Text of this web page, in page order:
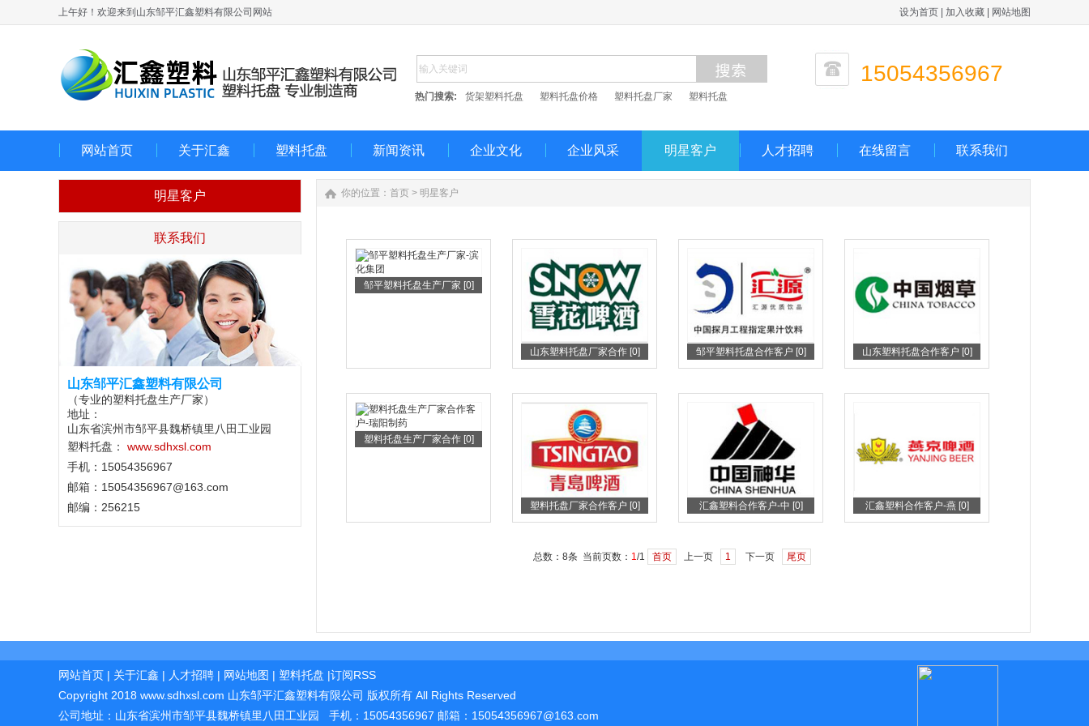
上午好！欢迎来到山东邹平汇鑫塑料有限公司网站 设为首页 加入收藏 网站地图
热门搜索: 货架塑料托盘 塑料托盘价格 塑料托盘厂家 塑料托盘
15054356967
网站首页 关于汇鑫 塑料托盘 新闻资讯 企业文化 企业风采 明星客户 人才招聘 在线留言 联系我们
明星客户
联系我们
山东邹平汇鑫塑料有限公司
（专业的塑料托盘生产厂家）
地址：
山东省滨州市邹平县魏桥镇里八田工业园
塑料托盘： www.sdhxsl.com
手机：15054356967
邮箱：15054356967@163.com
邮编：256215
你的位置： 首页 > 明星客户
邹平塑料托盘生产厂家 [0]
山东塑料托盘厂家合作 [0] 邹平塑料托盘合作客户 [0] 山东塑料托盘合作客户 [0]
塑料托盘生产厂家合作 [0]
塑料托盘厂家合作客户 [0] 汇鑫塑料合作客户-中 [0] 汇鑫塑料合作客户-燕 [0]
总数：8条 当前页数： 1/1 首页 上一页 1 下一页 尾页
网站首页 | 关于汇鑫 | 人才招聘 | 网站地图 | 塑料托盘 |订阅RSS
Copyright 2018 www.sdhxsl .com 山东邹平汇鑫塑料有限公司 版权所有 All Rights Reserved
公司地址： 山东省滨州市邹平县魏桥镇里八田工业园 手机：15054356967 邮箱： 15054356967@163.com